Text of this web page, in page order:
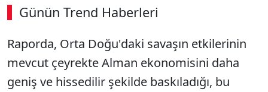
Günün Trend Haberleri
00:02 / 09:08
Sesi Aç
Raporda, Orta Doğu'daki savaşın etkilerinin
mevcut çeyrekte Alman ekonomisini daha
geniş ve hissedilir şekilde baskıladığı, bu